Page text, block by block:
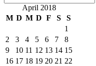
nach: April 2018
M D M D F S
S
1
2
3 4 5 6 7
8
9
10 11 12 13 14 15
16 17 18 19 20 21 22